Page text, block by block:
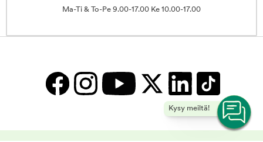
Kysy meiltä!
Ma-Ti & To-Pe 9.00-17.00 Ke 10.00-17.00